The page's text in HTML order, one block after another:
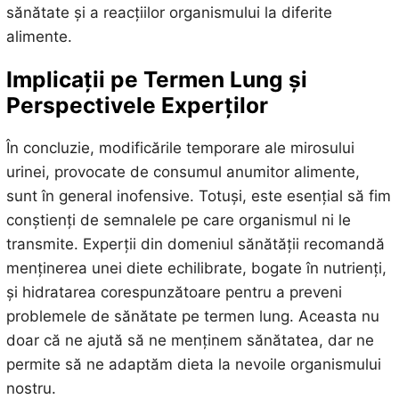
sănătate și a reacțiilor organismului la diferite
alimente.
Implicații pe Termen Lung și
Perspectivele Experților
În concluzie, modificările temporare ale mirosului
urinei, provocate de consumul anumitor alimente,
sunt în general inofensive. Totuși, este esențial să fim
conștienți de semnalele pe care organismul ni le
transmite. Experții din domeniul sănătății recomandă
menținerea unei diete echilibrate, bogate în nutrienți,
și hidratarea corespunzătoare pentru a preveni
problemele de sănătate pe termen lung. Aceasta nu
doar că ne ajută să ne menținem sănătatea, dar ne
permite să ne adaptăm dieta la nevoile organismului
nostru.